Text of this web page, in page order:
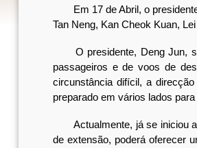
Em 17 de Abril, o presidente
Tan Neng, Kan Cheok Kuan,
O presidente, Deng Jun,
passageiros e de voos de
circunstância difícil, a
preparado em vários lados
Actualmente, já se iniciou a
de extensão, poderá oferecer